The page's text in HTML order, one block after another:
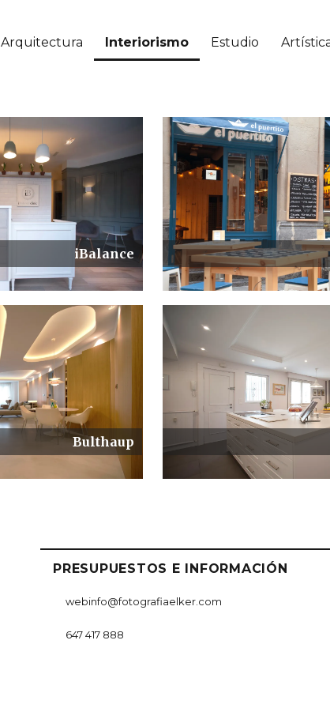
Arquitectura Interiorismo Estudio
iBalance
Bulthaup
PRESUPUESTOS E INFORMACIÓN
webinfo@fotografiaelker.com
647 417 888